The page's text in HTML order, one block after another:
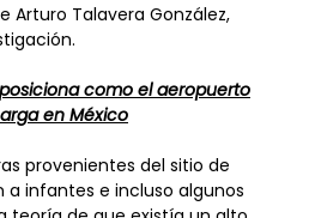
Arturo Talavera González,
posiciona como el aeropuerto
en México
provenientes del sitio de
a infantes e incluso algunos